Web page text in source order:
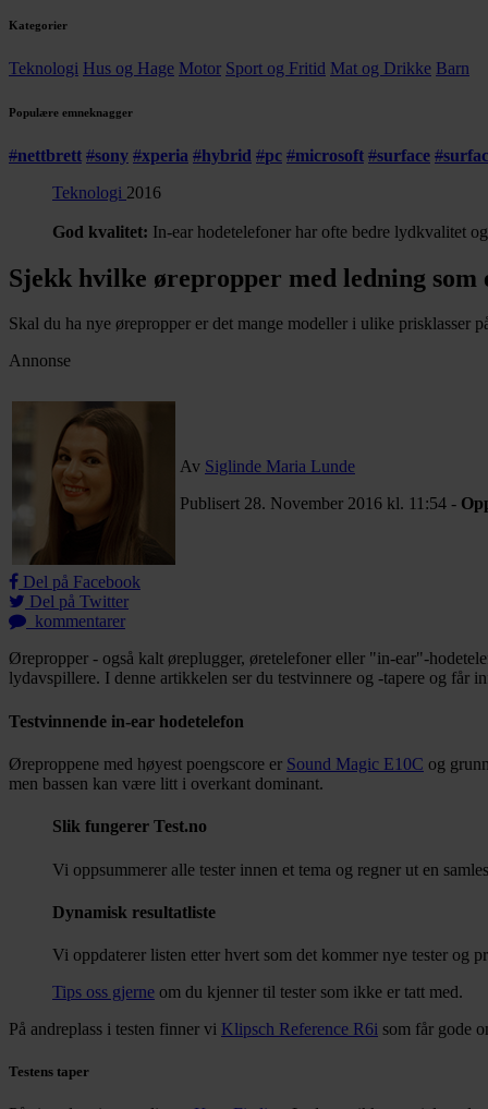
Kategorier
Teknologi Hus og Hage Motor Sport og Fritid Mat og Drikke Barn
Populære emneknagger
#nettbrett #sony #xperia #hybrid #pc #microsoft #surface #
Teknologi 2016
God kvalitet: In-ear hodetelefoner har ofte bedre lydkvalitet
Sjekk hvilke ørepropper med ledning som
Skal du ha nye ørepropper er det mange modeller i ulike prisklasser
Annonse
Av Siglinde Maria Lunde
Publisert 28. November 2016 kl. 11:54 -
Del på Facebook
Del på Twitter
kommentarer
Ørepropper - også kalt øreplugger, øretelefoner eller "in-ear"-
lydavspillere. I denne artikkelen ser du testvinnere og -tapere og får
Testvinnende in-ear hodetelefon
Øreproppene med høyest poengscore er Sound Magic E10C og
men bassen kan være litt i overkant dominant.
Slik fungerer Test.no
Vi oppsummerer alle tester innen et tema og regner ut en
Dynamisk resultatliste
Vi oppdaterer listen etter hvert som det kommer nye tester og
Tips oss gjerne om du kjenner til tester som ikke er tatt med.
På andreplass i testen finner vi Klipsch Reference R6i som får gode
Testens taper